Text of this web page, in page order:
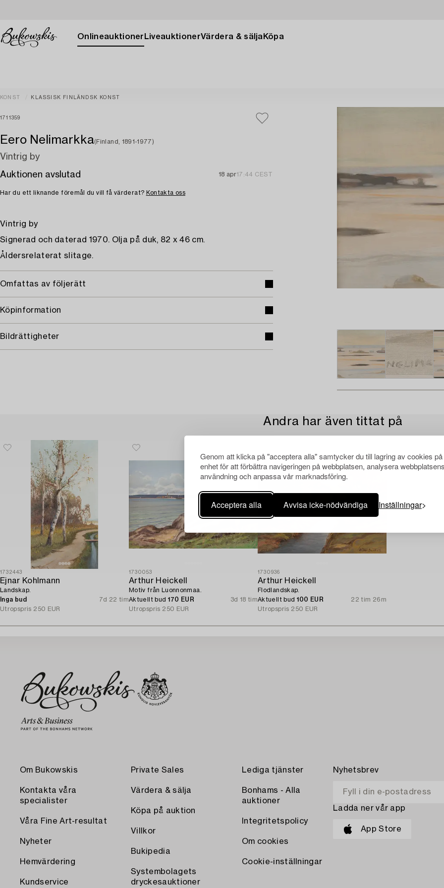
Genom att klicka på "acceptera alla" samtycker du till lagring av cookies
enhet för att förbättra navigeringen på webbplatsen, analysera webbplatsens
användning och anpassa vår marknadsföring.
Acceptera alla Avvisa icke-nödvändiga Inställningar
Onlineauktioner LiveauktionerVärdera & sälja Köpa
KONST KLASSISK FINLÄNDSK KONST
1711359
Eero Nelimarkka(Finland, 1891-1977)
Vintrig by
Auktionen avslutad
18 apr17:44 CEST
Har du ett liknande föremål du vill få värderat? Kontakta oss
Vintrig by
Signerad och daterad 1970. Olja på duk, 82 x 46 cm.
Åldersrelaterat slitage.
Omfattas av följerätt
Köpinformation
Bildrättigheter
Andra har även tittat på
1732443
Ejnar Kohlmann
Landskap.
Inga bud
7d 22 tim
Utropspris 250 EUR
1730053
Arthur Heickell
Motiv från Luonnonmaa.
Aktuellt bud 170 EUR
3d 18 tim
Utropspris 250 EUR
1730936
Arthur Heickell
Flodlandskap.
Aktuellt bud 100 EUR
22 tim 26m
Utropspris 250 EUR
Om Bukowskis
Kontakta våra
specialister
Våra Fine Art-resultat
Nyheter
Hemvärdering
Kundservice
Private Sales
Värdera & sälja
Köpa på auktion
Villkor
Bukipedia
Systembolagets
dryckesauktioner
Lediga tjänster
Bonhams - Alla
auktioner
Integritetspolicy
Om cookies
Cookie-inställningar
Nyhetsbrev
Ladda ner vår app
App Store